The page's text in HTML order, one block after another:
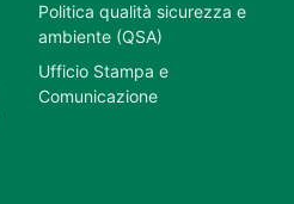
Politica qualità sicurezza e
ambiente (QSA)
Ufficio Stampa e
Comunicazione